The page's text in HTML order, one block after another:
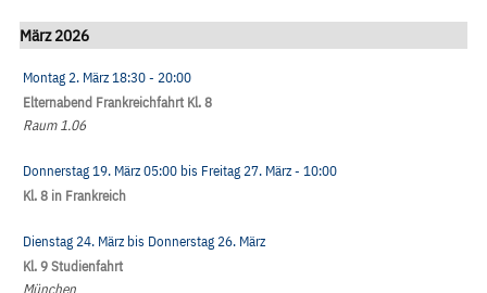
März 2026
Montag 2. März18:30- 20:00
Elternabend Frankreichfahrt Kl. 8
Raum 1.06
Donnerstag 19. März05:00 bis Freitag 27. März- 10:00
Kl. 8 in Frankreich
Dienstag 24. März bis Donnerstag 26. März
Kl. 9 Studienfahrt